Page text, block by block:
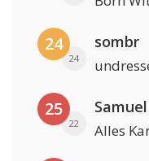
24
24
sombr
25
22 Alles